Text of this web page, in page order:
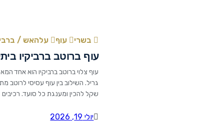
בשרי עוף עלהאש /
עוף ברוטב ברביקיו
עוף צלוי ברוטב ברביקיו הוא אחד
גריל. השילוב בין עוף עסיסי
יולי 19, 2026